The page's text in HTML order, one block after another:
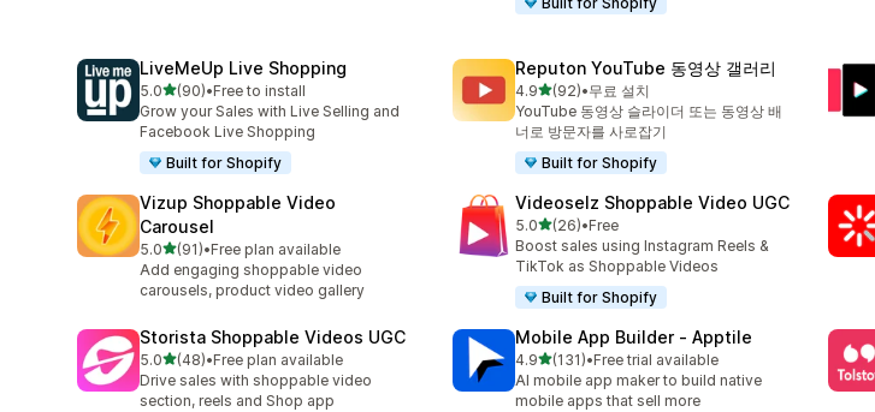
LiveMeUp Live Shopping
5.0별 5개 중
(90)
총 리뷰 90개
•Free to install
Grow your Sales with Live Selling and
Facebook Live Shopping
Built for Shopify
Reputon YouTube 동영상 갤러리
4.9별 5개 중
(92)
총 리뷰 92개
•무료 설치
YouTube 동영상 슬라이더 또는 동영상 배
너로 방문자를 사로잡기
Built for Shopify
Vizup Shoppable Video
Carousel
5.0별 5개 중
(91)
총 리뷰 91개
•Free plan available
Add engaging shoppable video
carousels, product video gallery
Videoselz Shoppable Video UGC
5.0별 5개 중
(26)
총 리뷰 26개
•Free
Boost sales using Instagram Reels &
TikTok as Shoppable Videos
Built for Shopify
Storista Shoppable Videos UGC
5.0별 5개 중
(48)
총 리뷰 48개
•Free plan available
Drive sales with shoppable video
section, reels and Shop app
Mobile App Builder ‑ Apptile
4.9별 5개 중
(131)
총 리뷰 131개
•Free trial available
AI mobile app maker to build native
mobile apps that sell more